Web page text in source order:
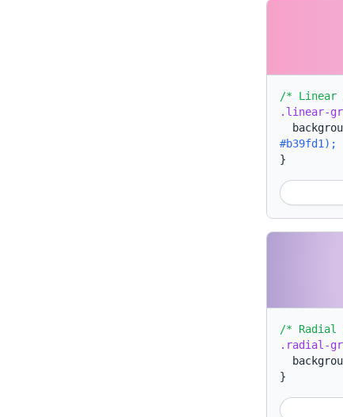
/* Linear
.linear-
#b39fd1);
}
/* Radial
.radial-
}